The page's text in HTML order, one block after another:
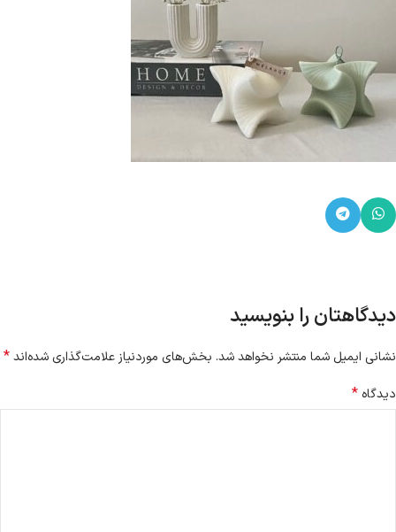
دیدگاهتان را بنویسید
نشانی ایمیل شما منتشر نخواهد شد. بخش‌های موردنیاز علامت‌گذاری شده‌اند*
دیدگاه *